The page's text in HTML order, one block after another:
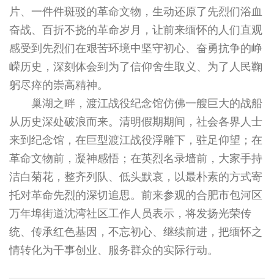
片、一件件斑驳的革命文物，生动还原了先烈们浴血
奋战、百折不挠的革命岁月，让前来缅怀的人们直观
感受到先烈们在艰苦环境中坚守初心、奋勇抗争的峥
嵘历史，深刻体会到为了信仰舍生取义、为了人民鞠
躬尽瘁的崇高精神。
巢湖之畔，渡江战役纪念馆仿佛一艘巨大的战船
从历史深处破浪而来。清明假期期间，社会各界人士
来到纪念馆，在巨型渡江战役浮雕下，驻足仰望；在
革命文物前，凝神感悟；在英烈名录墙前，大家手持
洁白菊花，整齐列队、低头默哀，以最朴素的方式寄
托对革命先烈的深切追思。前来参观的合肥市包河区
万年埠街道沈湾社区工作人员表示，将发扬光荣传
统、传承红色基因，不忘初心、继续前进，把缅怀之
情转化为干事创业、服务群众的实际行动。